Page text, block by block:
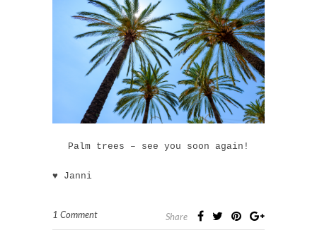
Palm trees – see you soon again!
♥ Janni
1 Comment Share